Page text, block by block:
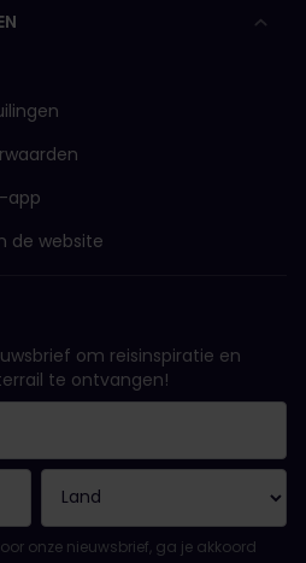
app
de website
om reisinspiratie en
te ontvangen!
veld!
de nieuwsbrief. Probeer het later
op deze nieuwsbrief!
voorwaarden om je in te
onze nieuwsbrief, ga je akkoord